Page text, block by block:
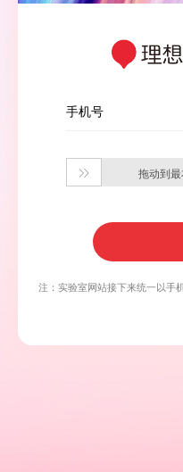
手机号
 拖动到
注：实验室网站接下来统一以手